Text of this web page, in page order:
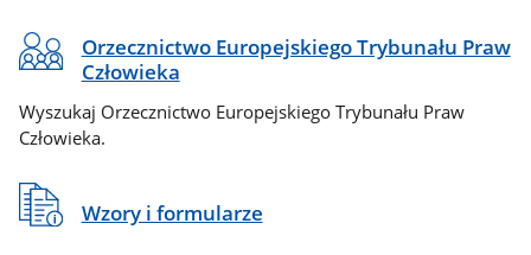
Orzecznictwo Europejskiego Trybunału Praw
Człowieka
Wyszukaj Orzecznictwo Europejskiego Trybunału Praw
Człowieka.
Wzory i formularze